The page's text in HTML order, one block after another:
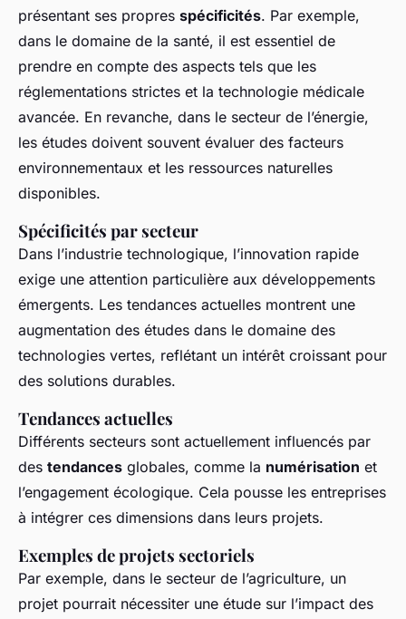
présentant ses propres spécificités. Par exemple,
dans le domaine de la santé, il est essentiel de
prendre en compte des aspects tels que les
réglementations strictes et la technologie médicale
avancée. En revanche, dans le secteur de l’énergie,
les études doivent souvent évaluer des facteurs
environnementaux et les ressources naturelles
disponibles.
Spécificités par secteur
Dans l’industrie technologique, l’innovation rapide
exige une attention particulière aux développements
émergents. Les tendances actuelles montrent une
augmentation des études dans le domaine des
technologies vertes, reflétant un intérêt croissant pour
des solutions durables.
Tendances actuelles
Différents secteurs sont actuellement influencés par
des tendances globales, comme la numérisation et
l’engagement écologique. Cela pousse les entreprises
à intégrer ces dimensions dans leurs projets.
Exemples de projets sectoriels
Par exemple, dans le secteur de l’agriculture, un
projet pourrait nécessiter une étude sur l’impact des